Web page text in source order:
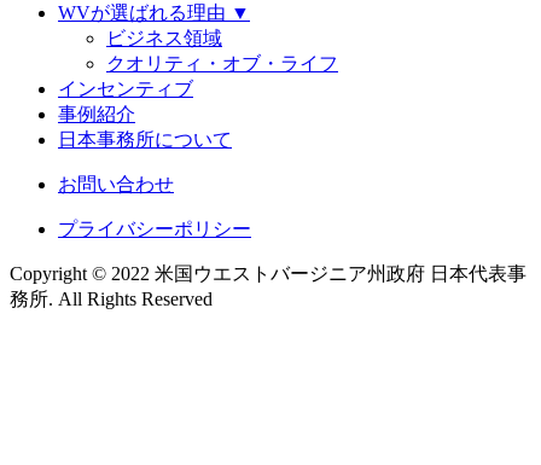
WVが選ばれる理由 ▼
ビジネス領域
クオリティ・オブ・ライフ
インセンティブ
事例紹介
日本事務所について
お問い合わせ
プライバシーポリシー
Copyright ©︎ 2022 米国ウエストバージニア州政府 日本代表事
務所. All Rights Reserved